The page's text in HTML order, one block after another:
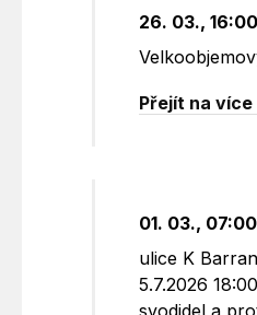
26. 03.,
Přejít na
01. 03.,
ulice K
5.7.2026
svodidel a